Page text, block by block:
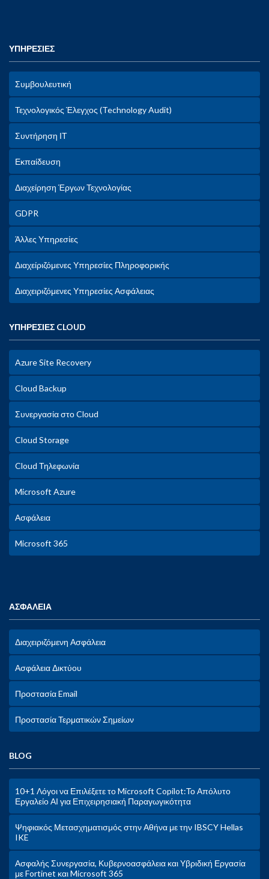
ΥΠΗΡΕΣΙΕΣ
Συμβουλευτική
Τεχνολογικός Έλεγχος (Technology Audit)
Συντήρηση ΙΤ
Εκπαίδευση
Διαχείρηση Έργων Τεχνολογίας
GDPR
Άλλες Υπηρεσίες
Διαχείριζόμενες Υπηρεσίες Πληροφορικής
Διαχειριζόμενες Υπηρεσίες Ασφάλειας
ΥΠΗΡΕΣΙΕΣ CLOUD
Azure Site Recovery
Cloud Backup
Συνεργασία στο Cloud
Cloud Storage
Cloud Τηλεφωνία
Microsoft Azure
Ασφάλεια
Microsoft 365
ΑΣΦΑΛΕΙΑ
Διαχειριζόμενη Ασφάλεια
Ασφάλεια Δικτύου
Προστασία Email
Προστασία Τερματικών Σημείων
BLOG
10+1 Λόγοι να Επιλέξετε το Microsoft Copilot:Το Απόλυτο
Εργαλείο ΑΙ για Επιχειρησιακή Παραγωγικότητα
Ψηφιακός Μετασχηματισμός στην Αθήνα με την IBSCY Hellas
IKE
Ασφαλής Συνεργασία, Κυβερνοασφάλεια και Υβριδική Εργασία
με Fortinet και Microsoft 365